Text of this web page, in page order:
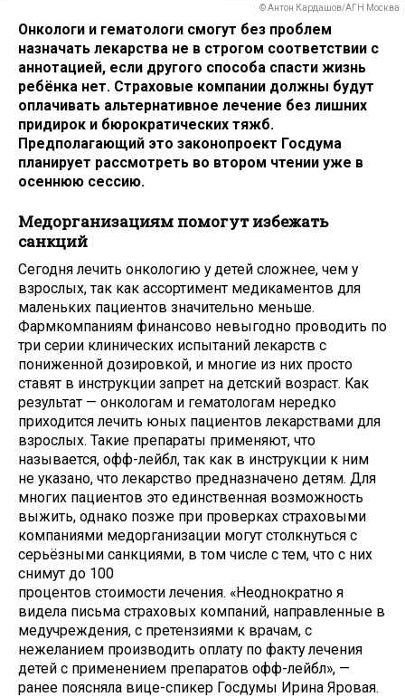
© Антон Кардашов/АГН Москва
Онкологи и гематологи смогут без проблем
назначать лекарства не в строгом соответствии с
аннотацией, если другого способа спасти жизнь
ребёнка нет. Страховые компании должны будут
оплачивать альтернативное лечение без лишних
придирок и бюрократических тяжб.
Предполагающий это законопроект Госдума
планирует рассмотреть во втором чтении уже в
осеннюю сессию.
Медорганизациям помогут избежать
санкций
Сегодня лечить онкологию у детей сложнее, чем у
взрослых, так как ассортимент медикаментов для
маленьких пациентов значительно меньше.
Фармкомпаниям финансово невыгодно проводить по
три серии клинических испытаний лекарств с
пониженной дозировкой, и многие из них просто
ставят в инструкции запрет на детский возраст. Как
результат — онкологам и гематологам нередко
приходится лечить юных пациентов лекарствами для
взрослых. Такие препараты применяют, что
называется, офф-лейбл, так как в инструкции к ним
не указано, что лекарство предназначено детям. Для
многих пациентов это единственная возможность
выжить, однако позже при проверках страховыми
компаниями медорганизации могут столкнуться с
серьёзными санкциями, в том числе с тем, что с них
снимут до 100
процентов стоимости лечения. «Неоднократно я
видела письма страховых компаний, направленные в
медучреждения, с претензиями к врачам, с
нежеланием производить оплату по факту лечения
детей с применением препаратов офф-лейбл», —
ранее поясняла вице-спикер Госдумы Ирина Яровая.